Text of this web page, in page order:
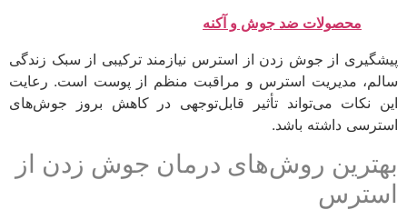
محصولات ضد جوش و آکنه
از جوش زدن از استرس نیازمند ترکیبی از سبک زندگی
مدیریت استرس و مراقبت منظم از پوست است. رعایت
نکات می‌تواند تأثیر قابل‌توجهی در کاهش بروز جوش‌های
داشته باشد.
روش‌های درمان جوش زدن از